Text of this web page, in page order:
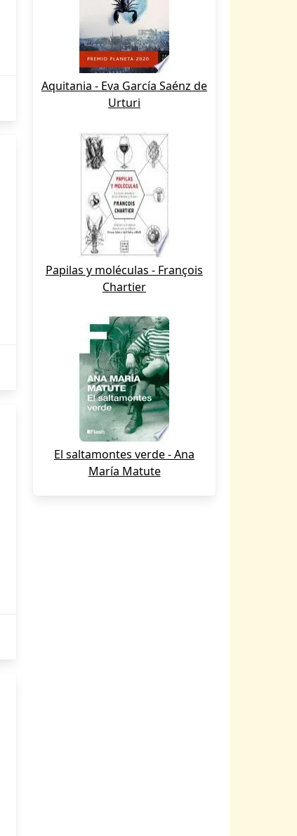
Aquitania - Eva García Saénz de
Urturi
Papilas y moléculas - François
Chartier
El saltamontes verde - Ana
María Matute